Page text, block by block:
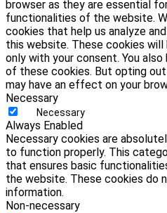
browser as they are essential
functionalities of the website.
cookies that help us analyze
this website. These cookies
only with your consent. You
of these cookies. But opting
may have an effect on your
Necessary
Necessary
Always Enabled
Necessary cookies are
to function properly. This
that ensures basic
the website. These cookies do
information.
Non-necessary